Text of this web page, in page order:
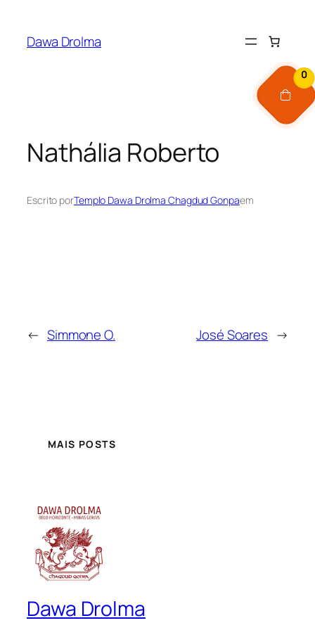
0
Dawa Drolma
Nathália Roberto
Escrito porTemplo Dawa Drolma Chagdud Gonpaem
← Simmone O. José Soares →
MAIS POSTS
Dawa Drolma